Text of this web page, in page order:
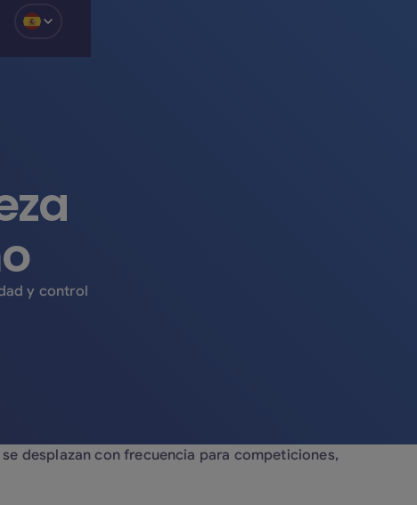
y control
desplazan con frecuencia para competiciones,